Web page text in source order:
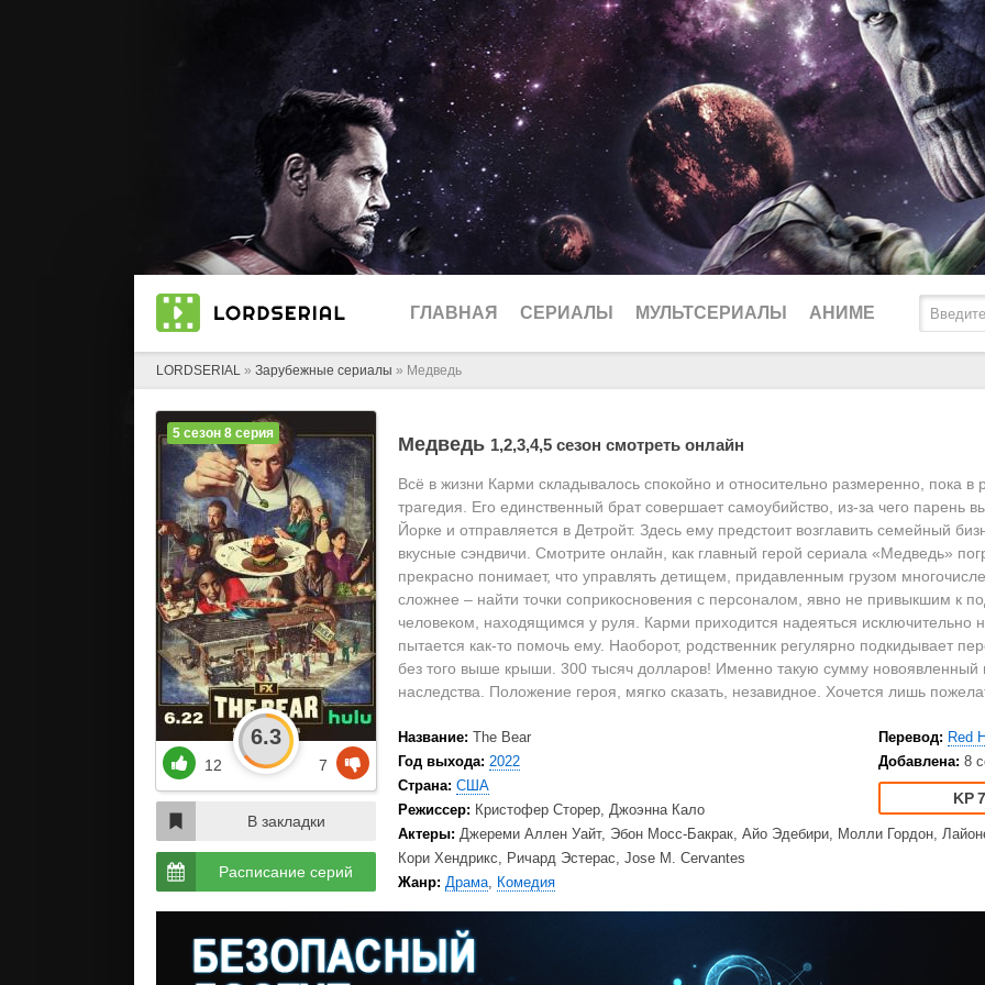
ГЛАВНАЯ СЕРИАЛЫ
2025
2023
2021
2020
Великобритания
Турция
Вестерны
Документальные
Детективы
Драмы
Комедии
Криминал
Фантастика
МУЛЬТСЕРИАЛЫ АНИМЕ
LORDSERIAL » Зарубежные сериалы » Медведь
Медведь 1,2,3,4,5 сезон смотреть онлайн
Всё в жизни Карми складывалось спокойно и относительно размеренно, пока
трагедия. Его единственный брат совершает самоубийство, из-за чего парень
Йорке и отправляется в Детройт. Здесь ему предстоит возглавить семейный
вкусные сэндвичи. Смотрите онлайн, как главный герой сериала «Медведь»
прекрасно понимает, что управлять детищем, придавленным грузом
сложнее – найти точки соприкосновения с персоналом, явно не привыкшим к
человеком, находящимся у руля. Карми приходится надеяться исключительно
пытается как-то помочь ему. Наоборот, родственник регулярно подкидывает
без того выше крыши. 300 тысяч долларов! Именно такую сумму новоявленный
наследства. Положение героя, мягко сказать, незавидное. Хочется лишь
Название: The Bear
Год выхода: 2022
Страна: США
Режиссер: Кристофер Сторер, Джоэнна Кало
Перевод: Red
Добавлена: 8
Актеры: Джереми Аллен Уайт, Эбон Мосс-Бакрак, Айо Эдебири, Молли Гордон,
Кори Хендрикс, Ричард Эстерас, Jose M. Cervantes
Жанр: Драма, Комедия
5 сезон 8 серия
12
6.3
7
В закладки
Расписание серий